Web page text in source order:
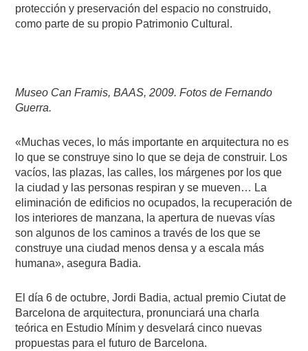
protección y preservación del espacio no construido,
como parte de su propio Patrimonio Cultural.
Museo Can Framis, BAAS, 2009. Fotos de Fernando
Guerra.
«Muchas veces, lo más importante en arquitectura no es
lo que se construye sino lo que se deja de construir. Los
vacíos, las plazas, las calles, los márgenes por los que
la ciudad y las personas respiran y se mueven… La
eliminación de edificios no ocupados, la recuperación de
los interiores de manzana, la apertura de nuevas vías
son algunos de los caminos a través de los que se
construye una ciudad menos densa y a escala más
humana», asegura Badia.
El día 6 de octubre, Jordi Badia, actual premio Ciutat de
Barcelona de arquitectura, pronunciará una charla
teórica en Estudio Mínim y desvelará cinco nuevas
propuestas para el futuro de Barcelona.